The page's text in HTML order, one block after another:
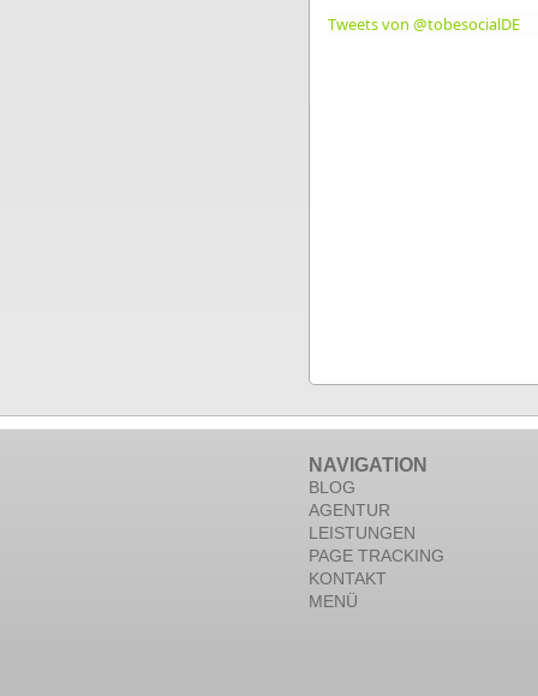
Tweets von @tobesocialDE
NAVIGATION
BLOG
AGENTUR
LEISTUNGEN
PAGE TRACKING
KONTAKT
MENÜ